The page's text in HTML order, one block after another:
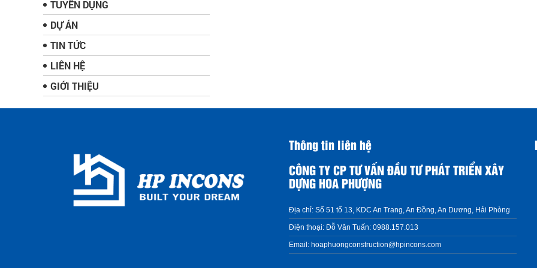
TUYỂN DỤNG
DỰ ÁN
TIN TỨC
LIÊN HỆ
GIỚI THIỆU
Thông tin liên hệ
CÔNG TY CP TƯ VẤN ĐẦU TƯ PHÁT TRIỂN XÂY
DỰNG HOA PHƯỢNG
Địa chỉ: Số 51 tổ 13, KDC An Trang, An Đồng, An Dương, Hải Phòng
Điện thoại: Đỗ Văn Tuấn: 0988.157.013
Email: hoaphuongconstruction@hpincons.com